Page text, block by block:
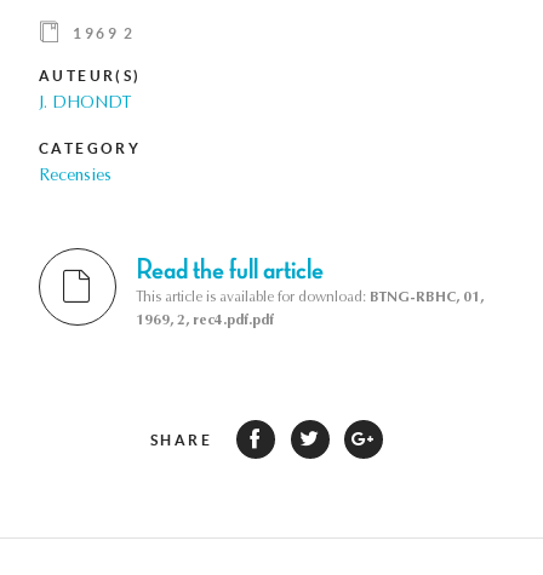
1969 2
AUTEUR(S)
J. DHONDT
CATEGORY
Recensies
Read the full article
This article is available for download: BTNG-RBHC, 01,
1969, 2, rec4.pdf.pdf
SHARE